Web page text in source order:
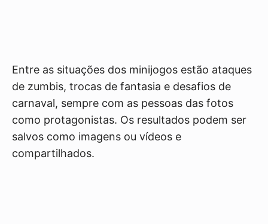
Entre as situações dos minijogos estão ataques
de zumbis, trocas de fantasia e desafios de
carnaval, sempre com as pessoas das fotos
como protagonistas. Os resultados podem ser
salvos como imagens ou vídeos e
compartilhados.